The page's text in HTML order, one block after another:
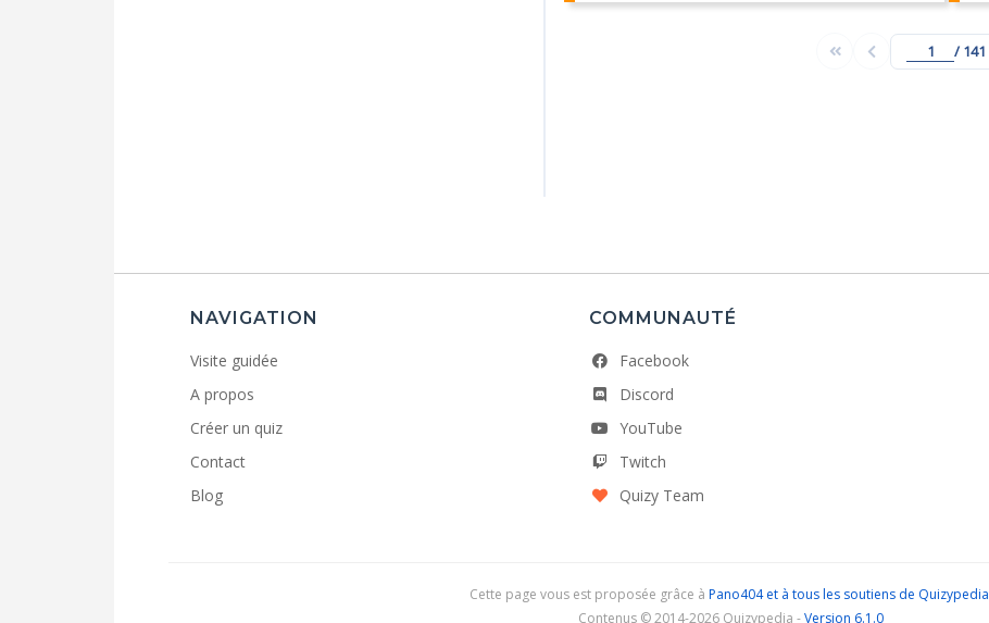
/ 141
NAVIGATION
Visite guidée
A propos
Créer un quiz
Contact
Blog
COMMUNAUTÉ
Facebook
Discord
YouTube
Twitch
Quizy Team
Cette page vous est proposée grâce à Pano404 et à tous les soutiens de Quizypedia
Contenus © 2014-2026 Quizypedia -Version 6.1.0